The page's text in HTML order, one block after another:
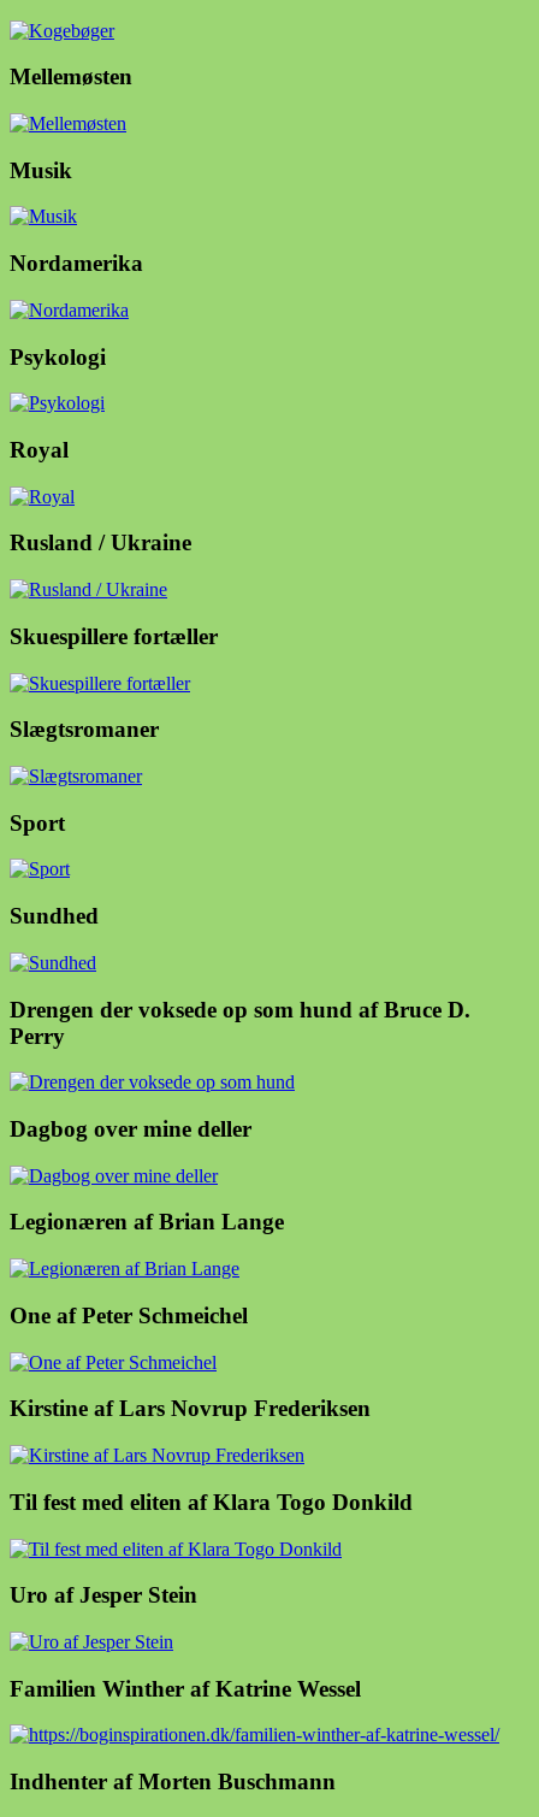
Mellemøsten
Musik
Nordamerika
Psykologi
Royal
Rusland / Ukraine
Skuespillere fortæller
Slægtsromaner
Sport
Sundhed
Drengen der voksede op som hund af Bruce D.
Perry
Dagbog over mine deller
Legionæren af Brian Lange
One af Peter Schmeichel
Kirstine af Lars Novrup Frederiksen
Til fest med eliten af Klara Togo Donkild
Uro af Jesper Stein
Familien Winther af Katrine Wessel
Indhenter af Morten Buschmann